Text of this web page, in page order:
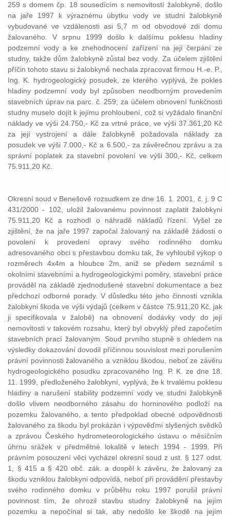
259 s domem čp. 18 sousedícím s nemovitostí žalobkyně, došlo
na jaře 1997 k výraznému úbytku vody ve studni žalobkyně
vybudované ve vzdálenosti asi 5,7 m od obvodové zdi domu
žalovaného. V srpnu 1999 došlo k dalšímu poklesu hladiny
podzemní vody a ke znehodnocení zařízení na její čerpání ze
studny, takže dům žalobkyně zůstal bez vody. Za účelem zjištění
příčin tohoto stavu si žalobkyně nechala zpracovat firmou H.-e. P.,
Ing. K. hydrogeologický posudek, ze kterého vyplývá, že pokles
hladiny podzemní vody byl způsoben neodborným provedením
stavebních úprav na parc. č. 259; za účelem obnovení funkčnosti
studny muselo dojít k jejímu prohloubení, což si vyžádalo finanční
náklady ve výši 24.750,- Kč za vrtné práce, ve výši 37.361,20 Kč
za její vystrojení a dále žalobkyně požadovala náklady za
posudek ve výši 7.000,- Kč a 6.500,- za závěrečnou zprávu a za
správní poplatek za stavební povolení ve výši 300,- Kč, celkem
75.911,20 Kč.
Okresní soud v Benešově rozsudkem ze dne 16. 1. 2001, č. j. 9 C
431/2000 - 102, uložil žalovanému povinnost zaplatit žalobkyni
75.911,20 Kč a rozhodl o náhradě nákladů řízení. Vyšel ze
zjištění, že na jaře 1997 započal žalovaný na základě žádosti o
povolení k provedení opravy svého rodinného domku
adresovaného obci s přestavbou domku tak, že vyhloubil výkop o
rozměrech 4x4m a hloubce 2m, aniž se předem seznámil s
okolními stavebními a hydrogeologickými poměry, stavební práce
prováděl na základě zjednodušené stavební dokumentace a bez
předchozí odborné porady. V důsledku této jeho činnosti vznikla
žalobkyni škoda ve výši výdajů (celkem v částce 75.911,20 Kč, jak
ji specifikovala v žalobě) na obnovení dodávky vody do její
nemovitosti v takovém rozsahu, který byl obvyklý před započetím
stavebních prací žalovaným. Soud prvního stupně s ohledem na
výsledky dokazování dovodil příčinnou souvislost mezi porušením
právní povinnosti žalovaného a vzniklou škodou, neboť ze závěru
hydrogeologického posudku zpracovaného Ing. P. K. ze dne 18.
11. 1999, předloženého žalobkyní, vyplývá, že k trvalému poklesu
hladiny a narušení stability podzemní vody ve studni žalobkyně
došlo vlivem neodborného zásahu do horninového podloží na
pozemku žalovaného, a tento předpoklad obecné odpovědnosti
žalovaného za škodu byl prokázán i výpověďmi slyšených svědků
a zprávou Českého hydrometeorologického ústavu o měsíčním
úhrnu srážek v předmětné lokalitě v letech 1994 - 1999. Při
právním posouzení věci vycházel okresní soud z ust. § 127 odst.
1, § 415 a § 420 obč. zák. a dospěl k závěru, že žalovaný za
škodu vzniklou žalobkyni odpovídá, neboť při provádění přestavby
svého rodinného domku v průběhu roku 1997 porušil právní
povinnost tím, že ohrozil stavbu studny žalobkyně na jejím
pozemku a nepočínal si tak, aby nedošlo ke škodě na jejím